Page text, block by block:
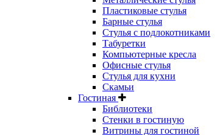
Пластиковые стулья
Барные стулья
Стулья с подлокотниками
Табуретки
Компьютерные кресла
Офисные стулья
Стулья для кухни
Скамьи
Гостиная
Библиотеки
Стенки в гостиную
Витрины для гостиной